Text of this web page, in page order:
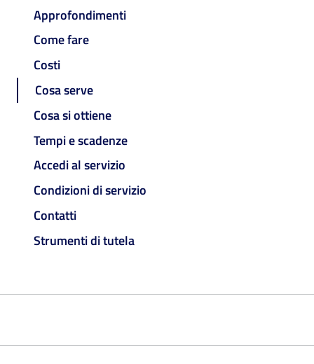
Approfondimenti
Come fare
Costi
Cosa serve
Cosa si ottiene
Tempi e scadenze
Accedi al servizio
Condizioni di servizio
Contatti
Strumenti di tutela